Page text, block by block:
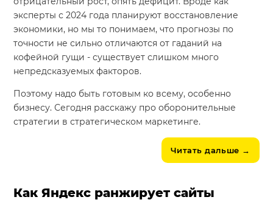
эксперты с 2024 года планируют восстановление
экономики, но мы то понимаем, что прогнозы по
точности не сильно отличаются от гаданий на
кофейной гущи - существует слишком много
непредсказуемых факторов.
Поэтому надо быть готовым ко всему, особенно
бизнесу. Сегодня расскажу про оборонительные
стратегии в стратегическом маркетинге.
Читать дальше →
Как Яндекс ранжирует сайты